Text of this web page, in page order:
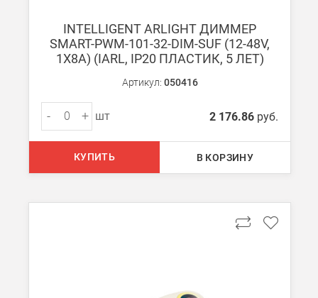
INTELLIGENT ARLIGHT ДИММЕР
SMART-PWM-101-32-DIM-SUF (12-48V,
1X8A) (IARL, IP20 ПЛАСТИК, 5 ЛЕТ)
Артикул: 050416
- + шт 2 176.86 руб.
КУПИТЬ В КОРЗИНУ